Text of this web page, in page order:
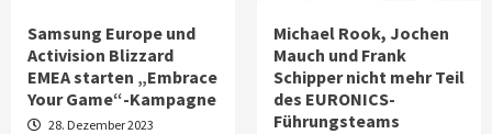
Samsung Europe und
Activision Blizzard
EMEA starten „Embrace
Your Game“-Kampagne
28. Dezember 2023
Michael Rook, Jochen
Mauch und Frank
Schipper nicht mehr Teil
des EURONICS-
Führungsteams